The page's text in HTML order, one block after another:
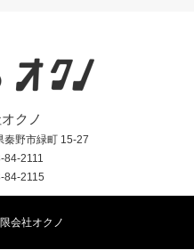
クノ
野市緑町 15-27
84-2111
84-2115
会社オクノ